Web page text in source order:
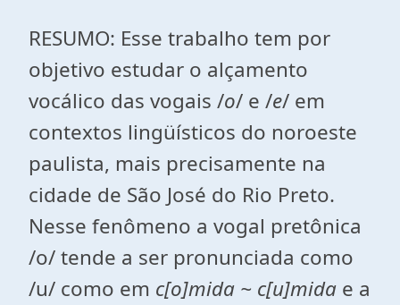
RESUMO: Esse trabalho tem por
objetivo estudar o alçamento
vocálico das vogais /o/ e /e/ em
contextos lingüísticos do noroeste
paulista, mais precisamente na
cidade de São José do Rio Preto.
Nesse fenômeno a vogal pretônica
/o/ tende a ser pronunciada como
/u/ como em c[o]mida ~ c[u]mida e a